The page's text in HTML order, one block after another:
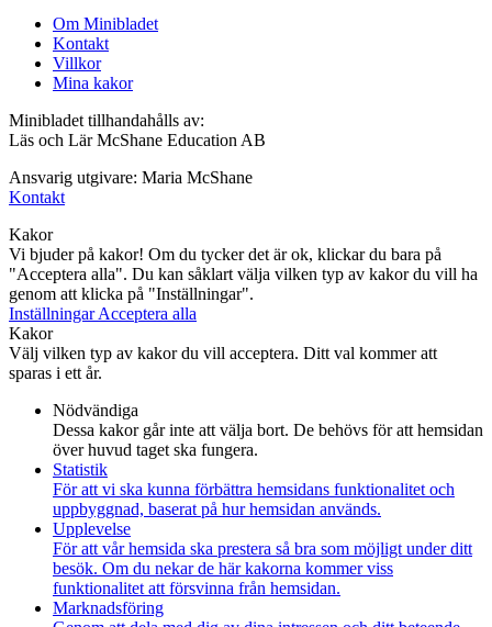
Om Minibladet
Kontakt
Villkor
Mina kakor
Minibladet tillhandahålls av:
Läs och Lär McShane Education AB
Ansvarig utgivare: Maria McShane
Kontakt
Kakor
Vi bjuder på kakor! Om du tycker det är ok, klickar du bara på
"Acceptera alla". Du kan såklart välja vilken typ av kakor du vill ha
genom att klicka på "Inställningar".
InställningarAcceptera alla
Kakor
Välj vilken typ av kakor du vill acceptera. Ditt val kommer att
sparas i ett år.
Nödvändiga
Dessa kakor går inte att välja bort. De behövs för att hemsidan
över huvud taget ska fungera.
Statistik
För att vi ska kunna förbättra hemsidans funktionalitet och
uppbyggnad, baserat på hur hemsidan används.
Upplevelse
För att vår hemsida ska prestera så bra som möjligt under ditt
besök. Om du nekar de här kakorna kommer viss
funktionalitet att försvinna från hemsidan.
Marknadsföring